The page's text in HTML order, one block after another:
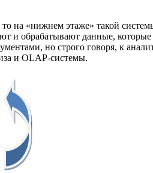
на «нижнем этаже» такой
и обрабатывают данные, которые
но строго говоря, к
и OLAP-системы.